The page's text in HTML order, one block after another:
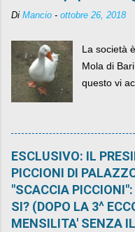
Di Mancio - ottobre 26, 2018
La società
Mola di
questo vi
ESCLUSIVO: IL
PICCIONI DI
"SCACCIA
SI? (DOPO LA 3^
MENSILITA' SENZA